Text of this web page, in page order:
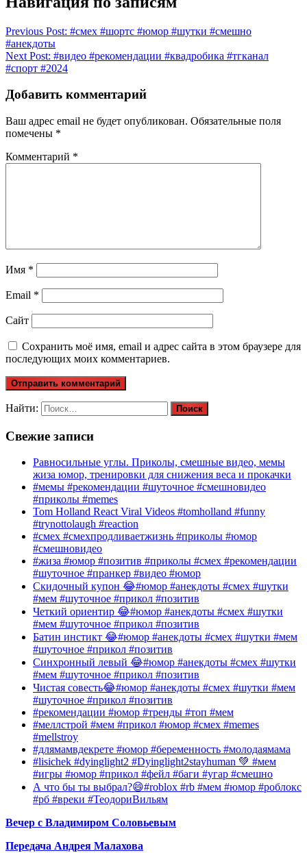
Previous Post: #смех #шортс #юмор #шутки #смешно
#анекдоты
Next Post: #видео #рекомендации #квадробика #тгканал
#спорт #2024
Добавить комментарий
Ваш адрес email не будет опубликован. Обязательные поля
помечены *
Комментарий *
Имя *
Email *
Сайт
Сохранить моё имя, email и адрес сайта в этом браузере для
последующих моих комментариев.
Найти:
Свежие записи
Равносильные углы. Приколы, смешные видео, мемы
жиза юмор, тренировки для снижения веса и прокачки
#мемы #рекомендации #шуточное #смешновидео
#приколы #memes
Tom Holland React Viral Videos #tomholland #funny
#trynottolaugh #reaction
#смех #смехпродливаетжизнь #приколы #юмор
#смешновидео
#жиза #юмор #позитив #приколы #смех #рекомендации
#шуточное #пранкер #видео #юмор
Скидочный купон 😂#юмор #анекдоты #смех #шутки
#мем #шуточное #прикол #позитив
Четкий ориентир 😂#юмор #анекдоты #смех #шутки
#мем #шуточное #прикол #позитив
Батин инстикт 😂#юмор #анекдоты #смех #шутки #мем
#шуточное #прикол #позитив
Синхронный левый 😂#юмор #анекдоты #смех #шутки
#мем #шуточное #прикол #позитив
Чистая совесть😂#юмор #анекдоты #смех #шутки #мем
#шуточное #прикол #позитив
#рекомендации #юмор #тренды #топ #мем
#меллстрой #мем #прикол #юмор #смех #memes
#mellstroy
#длямамвдекрете #юмор #беременность #молодаямама
#lisichek #dyinglight2 #Dyinglight2stayhuman 💚 #мем
#игры #юмор #прикол #фейл #баги #угар #смешно
А что бы ты выбрал?😄#roblox #rb #мем #юмор #роблокс
#рб #вреки #ТеодориВильям
Вечер с Владимиром Соловьевым
Передача Андрея Малахова